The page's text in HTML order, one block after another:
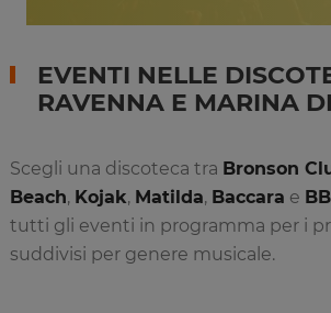
EVENTI NELLE
RAVENNA E MARINA
Scegli una discoteca tra Bronson
Beach, Kojak, Matilda, Baccara e
tutti gli eventi in programma per i
suddivisi per genere musicale.